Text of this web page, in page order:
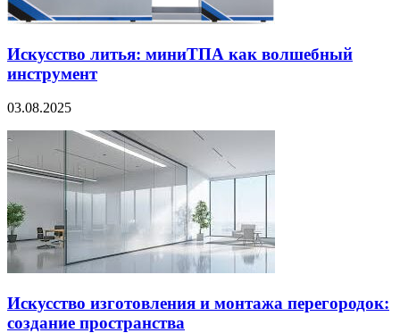
Искусство литья: миниТПА как волшебный
инструмент
03.08.2025
Искусство изготовления и монтажа перегородок:
создание пространства